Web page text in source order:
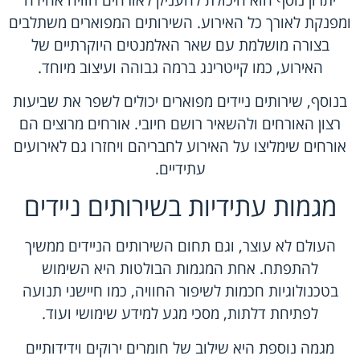
ומפנקת לאורך כל האירוע. השירותים המפוארים משתלבים
בצורה מושלמת עם שאר האלמנטים היוקרתיים של
האירוע, כמו קייטרינג ברמה גבוהה ועיצוב מיוחד.
בנוסף, שירותים ניידים מפוארים יכולים לשפר את שביעות
רצון האורחים ולהשאיר רושם חיובי. אורחים מרוצים הם
אורחים שימליצו על האירוע לחבריהם ויחזרו גם לאירועים
עתידיים.
מגמות עתידיות בשירותים ניידים
העולם לא עוצר, וגם תחום השירותים הניידים ממשיך
להתפתח. אחת המגמות הבולטות היא השימוש
בטכנולוגיות חכמות לשיפור החוויה, כמו חיישני תנועה
לפתיחת דלתות, מסכי מגע למידע שימושי ועוד.
מגמה נוספת היא שילוב של חומרים ירוקים וידידותיים